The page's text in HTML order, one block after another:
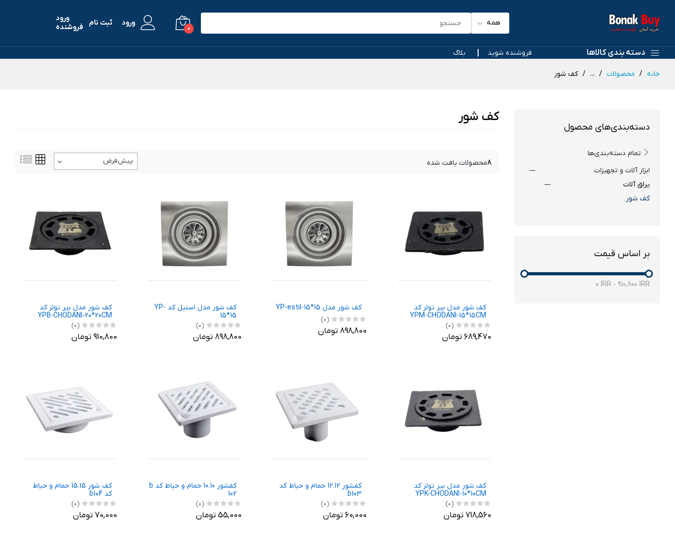
همه
0
ورود ثبت نام
ورود
فروشنده
دسته بندی کالاها فروشنده شوید بلاگ
خانه محصولات ... کف شور
دسته‌بندی‌های محصول
تمام دسته‌بندی‌ها
ابزار آلات و تجهیزات
یراق آلات
کف شور
بر اساس قیمت
0 IRR - 910,800 IRR
کف شور
8محصولات یافت شده پیش‌فرض
کف شور مدل بیر تولز کد
YPM-CHODANI-15*15CM
(0)
689,470 تومان
کف شور مدل YP-estil-15*15
(0)
898,800 تومان
کف شور مدل استیل کد YP-
15*15
(0)
898,800 تومان
کف شور مدل بیر تولز کد
YPB-CHODANI-20*20CM
(0)
910,800 تومان
کف شور مدل بیر تولز کد
YPK-CHODANI-10*10CM
(0)
718,560 تومان
کفشور 12.12 حمام و حیاط کد
b103
(0)
60,000 تومان
کفشور 10.10 حمام و حیاط کد b
102
(0)
55,000 تومان
کف شور 15.15 حمام و حیاط
کد b104
(0)
70,000 تومان